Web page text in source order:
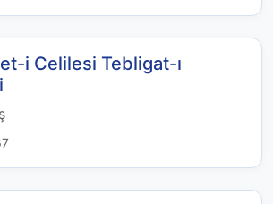
i Celilesi Tebligat-ı